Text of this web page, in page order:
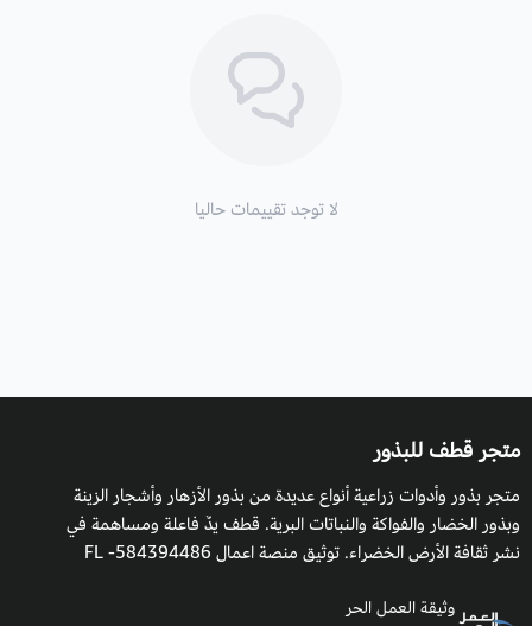
لا توجد تقييمات حاليا
متجر قطف للبذور
متجر بذور وأدوات زراعية أنواع عديدة من بذور الأزهار وأشجار الزينة
وبذور الخضار والفواكة والنباتات البرية. قطف يدٌ فاعلة ومساهمة في
نشر ثقافة الأرض الخضراء. توثيق منصة اعمال 584394486- FL
وثيقة العمل الحر